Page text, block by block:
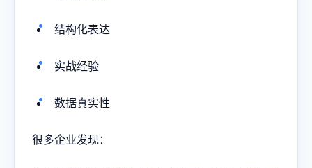
结构化表达
实战经验
数据真实性
很多企业发现：